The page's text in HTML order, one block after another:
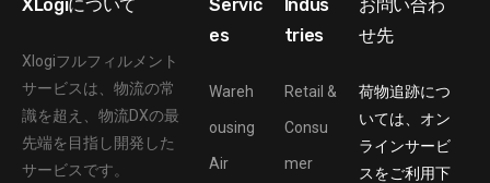
XLogiについて
Xlogiフルフィルメント
サービスは、物流の常
識を超え、物流DXの最
先端を目指し開発した
サービスです。
Servic
es
Wareh
ousing
Air
Indus
tries
Retail &
Consu
mer
お問い合わ
せ先
荷物追跡につ
いては、オン
ラインサービ
スをご利用下